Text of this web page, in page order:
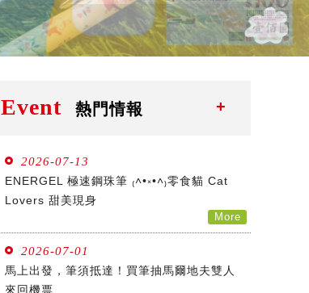
Event 熱門情報
2026-07-13
ENERGEL 極速鋼珠筆 ₍˄•༝•˄₎零食貓 Cat
Lovers 甜美現身
More
2026-07-01
馬上出發，筆須抵達！買筆抽馬爾地夫雙人
來回機票